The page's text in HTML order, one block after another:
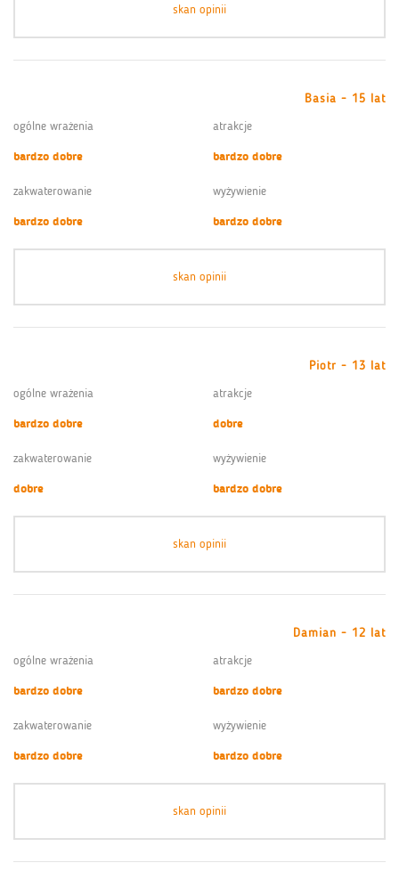
skan opinii
Basia - 15 lat
ogólne wrażenia
bardzo dobre
atrakcje
bardzo dobre
zakwaterowanie
bardzo dobre
wyżywienie
bardzo dobre
skan opinii
Piotr - 13 lat
ogólne wrażenia
bardzo dobre
atrakcje
dobre
zakwaterowanie
dobre
wyżywienie
bardzo dobre
skan opinii
Damian - 12 lat
ogólne wrażenia
bardzo dobre
atrakcje
bardzo dobre
zakwaterowanie
bardzo dobre
wyżywienie
bardzo dobre
skan opinii